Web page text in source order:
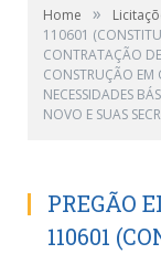
Home »
110601
CONTRATAÇÃO
CONSTRUÇÃO EM
NECESSIDADES
NOVO E SUAS
PREGÃO
110601